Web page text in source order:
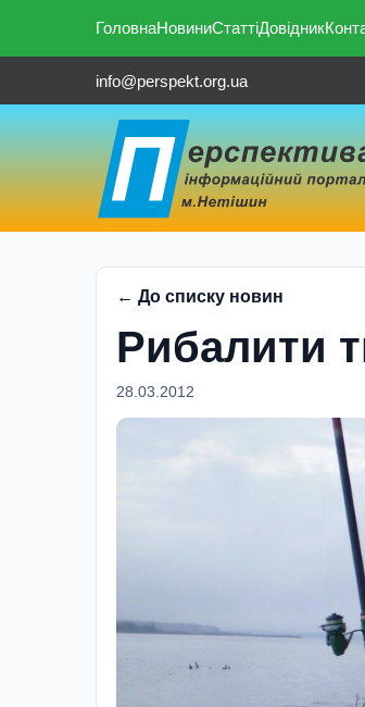
ГоловнаНовиниСтаттіДовідник
info@perspekt.org.ua
← До списку новин
Рибалити
28.03.2012